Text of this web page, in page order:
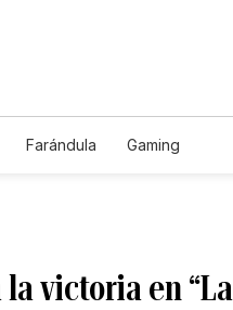
Farándula Gaming
victoria en “La